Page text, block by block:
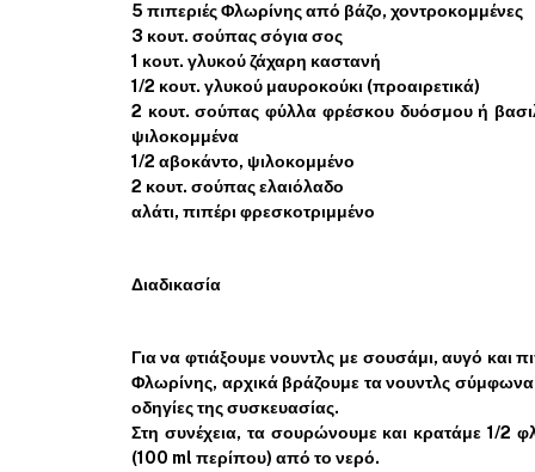
5 πιπεριές Φλωρίνης από βάζο, χοντροκομμένες
3 κουτ. σούπας σόγια σος
1 κουτ. γλυκού ζάχαρη καστανή
1/2 κουτ. γλυκού μαυροκούκι (προαιρετικά)
2 κουτ. σούπας φύλλα φρέσκου δυόσμου ή
ψιλοκομμένα
1/2 αβοκάντο, ψιλοκομμένο
2 κουτ. σούπας ελαιόλαδο
αλάτι, πιπέρι φρεσκοτριμμένο
Διαδικασία
Για να φτιάξουμε νουντλς με σουσάμι, αυγό και
Φλωρίνης, αρχικά βράζουμε τα νουντλς σύμφωνα
οδηγίες της συσκευασίας.
Στη συνέχεια, τα σουρώνουμε και κρατάμε 1/2
(100 ml περίπου) από το νερό.